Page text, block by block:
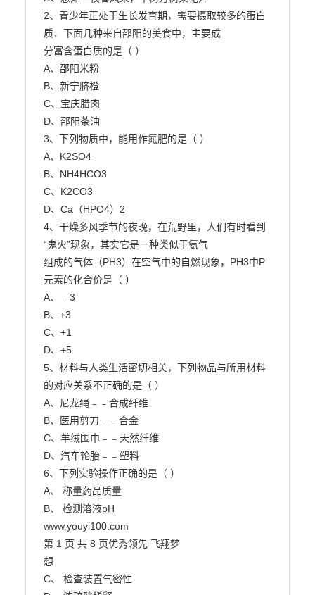
2、青少年正处于生长发育期，需要摄取较多的蛋白
质．下面几种来自邵阳的美食中，主要成
分富含蛋白质的是（ ）
A、邵阳米粉
B、新宁脐橙
C、宝庆腊肉
D、邵阳茶油
3、下列物质中，能用作氮肥的是（ ）
A、K2SO4
B、NH4HCO3
C、K2CO3
D、Ca（HPO4）2
4、干燥多风季节的夜晚，在荒野里，人们有时看到
“鬼火”现象，其实它是一种类似于氨气
组成的气体（PH3）在空气中的自燃现象，PH3中P
元素的化合价是（ ）
A、﹣3
B、+3
C、+1
D、+5
5、材料与人类生活密切相关，下列物品与所用材料
的对应关系不正确的是（ ）
A、尼龙绳﹣﹣合成纤维
B、医用剪刀﹣﹣合金
C、羊绒围巾﹣﹣天然纤维
D、汽车轮胎﹣﹣塑料
6、下列实验操作正确的是（ ）
A、 称量药品质量
B、 检测溶液pH
www.youyi100.com
第 1 页 共 8 页优秀领先 飞翔梦
想
C、 检查装置气密性